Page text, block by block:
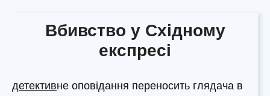
Вбивство у Східному
експресі
детективне оповідання переносить глядача в